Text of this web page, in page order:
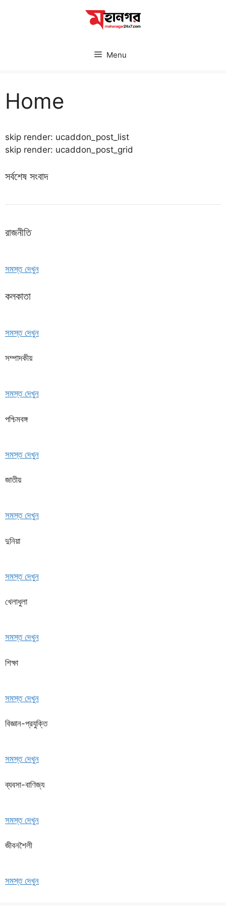
Menu
Home
skip render: ucaddon_post_list
skip render: ucaddon_post_grid
সর্বশেষ সংবাদ
রাজনীতি
সমস্ত দেখুন
কলকাতা
সমস্ত দেখুন
সম্পাদকীয়
সমস্ত দেখুন
পশ্চিমবঙ্গ
সমস্ত দেখুন
জাতীয়
সমস্ত দেখুন
দুনিয়া
সমস্ত দেখুন
খেলাধুলা
সমস্ত দেখুন
শিক্ষা
সমস্ত দেখুন
বিজ্ঞান-প্রযুক্তি
সমস্ত দেখুন
ব্যবসা-বাণিজ্য
সমস্ত দেখুন
জীবনশৈলী
সমস্ত দেখুন